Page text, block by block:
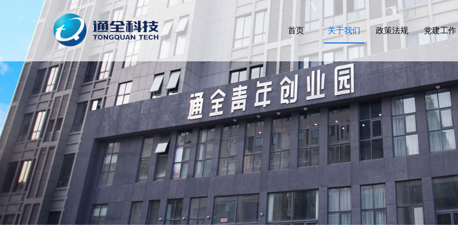
首页 关于我们 政策法规 党建工作